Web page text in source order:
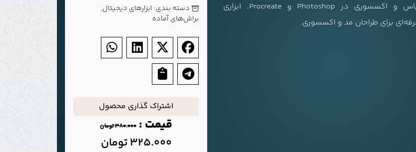
لباس و اکسسوری در Photoshop و Procreate. ابزاری
برای طراحان مد و اکسسوری.
دسته بندی: ابزارهای دیجیتال,
براش‌های آماده
اشتراک گذاری محصول
قیمت :380.000تومان
325.000تومان